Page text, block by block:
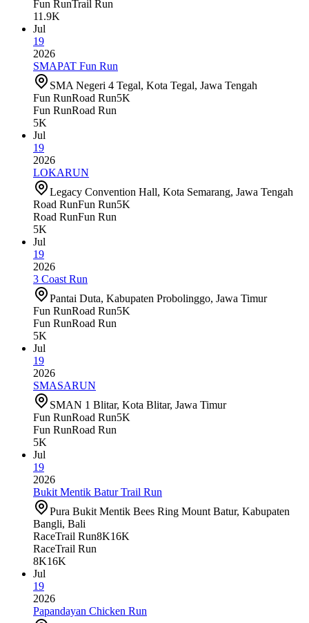
Fun RunTrail Run
11.9K
Jul
19
2026
SMAPAT Fun Run
SMA Negeri 4 Tegal, Kota Tegal, Jawa Tengah
Fun RunRoad Run5K
Fun RunRoad Run
5K
Jul
19
2026
LOKARUN
Legacy Convention Hall, Kota Semarang, Jawa Tengah
Road RunFun Run5K
Road RunFun Run
5K
Jul
19
2026
3 Coast Run
Pantai Duta, Kabupaten Probolinggo, Jawa Timur
Fun RunRoad Run5K
Fun RunRoad Run
5K
Jul
19
2026
SMASARUN
SMAN 1 Blitar, Kota Blitar, Jawa Timur
Fun RunRoad Run5K
Fun RunRoad Run
5K
Jul
19
2026
Bukit Mentik Batur Trail Run
Pura Bukit Mentik Bees Ring Mount Batur, Kabupaten
Bangli, Bali
RaceTrail Run8K16K
RaceTrail Run
8K16K
Jul
19
2026
Papandayan Chicken Run